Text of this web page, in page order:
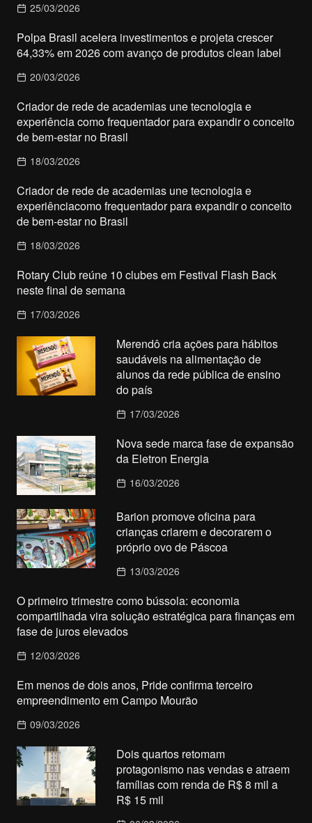
25/03/2026
Polpa Brasil acelera investimentos e projeta crescer
64,33% em 2026 com avanço de produtos clean label
20/03/2026
Criador de rede de academias une tecnologia e
experiência como frequentador para expandir o conceito
de bem-estar no Brasil
18/03/2026
Criador de rede de academias une tecnologia e
experiênciacomo frequentador para expandir o conceito
de bem-estar no Brasil
18/03/2026
Rotary Club reúne 10 clubes em Festival Flash Back
neste final de semana
17/03/2026
Merendô cria ações para hábitos
saudáveis na alimentação de
alunos da rede pública de ensino
do país
17/03/2026
Nova sede marca fase de expansão
da Eletron Energia
16/03/2026
Barion promove oficina para
crianças criarem e decorarem o
próprio ovo de Páscoa
13/03/2026
O primeiro trimestre como bússola: economia
compartilhada vira solução estratégica para finanças em
fase de juros elevados
12/03/2026
Em menos de dois anos, Pride confirma terceiro
empreendimento em Campo Mourão
09/03/2026
Dois quartos retomam
protagonismo nas vendas e atraem
famílias com renda de R$ 8 mil a
R$ 15 mil